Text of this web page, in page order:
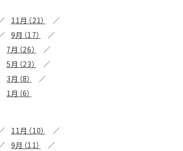
11月（21）
9月（17）
7月（26）
5月（23）
3月（8）
1月（6）
11月（10）
9月（11）